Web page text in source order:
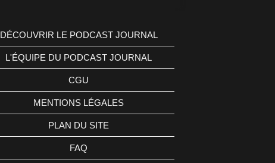
DÉCOUVRIR LE PODCAST JOURNAL
L'ÉQUIPE DU PODCAST JOURNAL
CGU
MENTIONS LÉGALES
PLAN DU SITE
FAQ